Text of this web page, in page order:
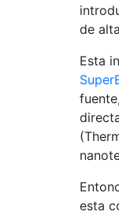
de
Esta
esta